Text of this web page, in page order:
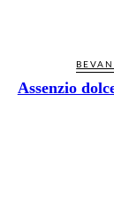
Assenzio